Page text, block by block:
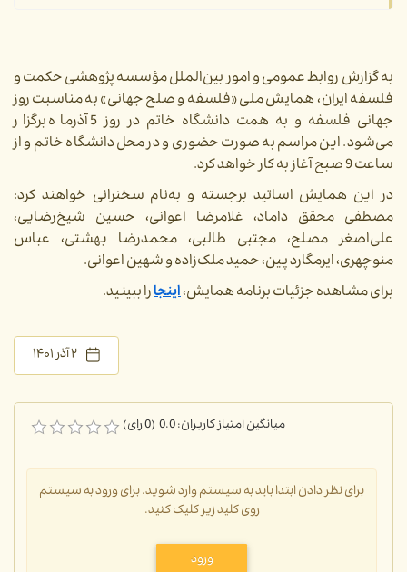
به گزارش روابط عمومی و امور بین‌الملل مؤسسه پژوهشی حکمت و
فلسفه ایران، همایش ملی «فلسفه و صلح جهانی» به مناسبت روز
جهانی فلسفه و به همت دانشگاه خاتم در روز 5 آذرماه برگزار
می‌شود. این مراسم به صورت حضوری و در محل دانشگاه خاتم و از
ساعت 9 صبح آغاز به کار خواهد کرد.
در این همایش اساتید برجسته و به‌نام سخنرانی خواهند کرد:
مصطفی محقق داماد، غلامرضا اعوانی، حسین شیخ‌رضایی،
علی‌اصغر مصلح، مجتبی طالبی، محمدرضا بهشتی، عباس
منوچهری، ایرمگارد پین، حمید ملک‌زاده و شهین اعوانی.
برای مشاهده جزئیات برنامه همایش،اینجارا ببینید.
۲ آذر ۱۴۰۱
میانگین امتیاز کاربران: 0.0 (0 رای)
برای نظر دادن ابتدا باید به سیستم وارد شوید. برای ورود به سیستم
روی کلید زیر کلیک کنید.
ورود